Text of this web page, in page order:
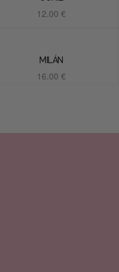
12.00 €
MILÁN
16.00 €